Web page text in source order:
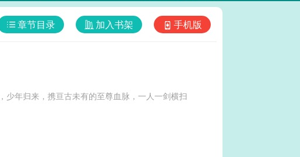
手机版
加入书架
章节目录
少年归来，携亘古未有的至尊血脉，一人一剑横扫